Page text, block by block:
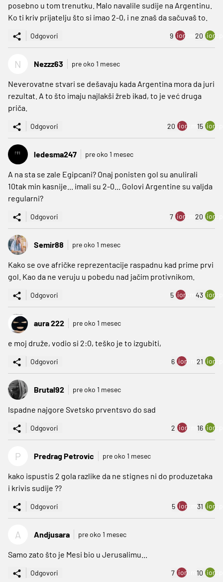
posebno u tom trenutku. Malo navalile sudije na Argentinu.
Ko ti kriv prijatelju što si imao 2-0, i ne znaš da sačuvaš to.
Odgovori 9 ion:minus
20
N Nezzz63 pre oko 1 mesec
Neverovatne stvari se dešavaju kada Argentina mora da juri
rezultat. A to što imaju najlakši žreb ikad, to je već druga
priča.
Odgovori 20 ion:minus
15
ledesma247 pre oko 1 mesec
A na sta se zale Egipcani? Onaj ponisten gol su anulirali
10tak min kasnije... imali su 2-0... Golovi Argentine su valjda
regularni?
Odgovori 7 ion:minus
20
Semir88 pre oko 1 mesec
Kako se ove afričke reprezentacije raspadnu kad prime prvi
gol. Kao da ne veruju u pobedu nad jačim protivnikom.
Odgovori 5 ion:minus
43
aura 222 pre oko 1 mesec
e moj druže, vodio si 2:0, teško je to izgubiti,
Odgovori 6 ion:minus
21
Brutal92 pre oko 1 mesec
Ispadne najgore Svetsko prventsvo do sad
Odgovori 2 ion:minus
16
P Predrag Petrovic pre oko 1 mesec
kako ispustis 2 gola razlike da ne stignes ni do produzetaka
i krivis sudije ??
Odgovori 5 ion:minus
31
A Andjusara pre oko 1 mesec
Samo zato što je Mesi bio u Jerusalimu...
Odgovori 7 ion:minus
10